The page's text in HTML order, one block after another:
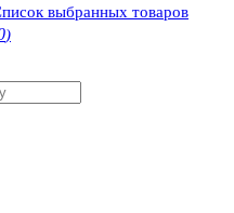
выбранных товаров
)